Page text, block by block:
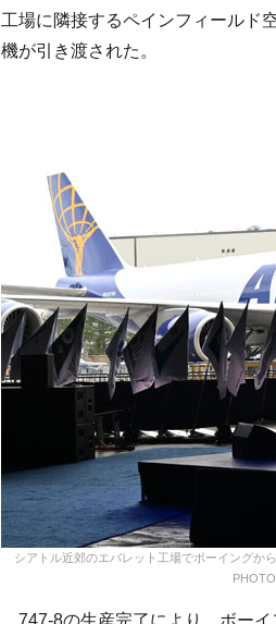
工場に隣接するペインフィールド
機が引き渡された。
シアトル近郊のエバレット工場でボーイングか
747-8の生産完了により、ボーイ